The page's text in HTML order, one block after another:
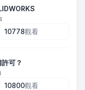
10778觀看
可？
10800觀看